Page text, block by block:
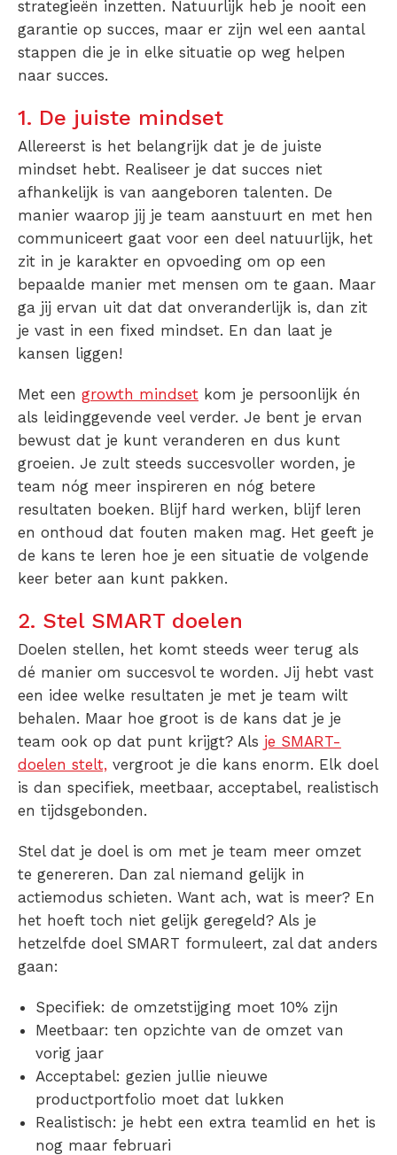
strategieën inzetten. Natuurlijk heb je nooit een
garantie op succes, maar er zijn wel een aantal
stappen die je in elke situatie op weg helpen
naar succes.
1. De juiste mindset
Allereerst is het belangrijk dat je de juiste
mindset hebt. Realiseer je dat succes niet
afhankelijk is van aangeboren talenten. De
manier waarop jij je team aanstuurt en met hen
communiceert gaat voor een deel natuurlijk, het
zit in je karakter en opvoeding om op een
bepaalde manier met mensen om te gaan. Maar
ga jij ervan uit dat dat onveranderlijk is, dan zit
je vast in een fixed mindset. En dan laat je
kansen liggen!
Met een growth mindset kom je persoonlijk én
als leidinggevende veel verder. Je bent je ervan
bewust dat je kunt veranderen en dus kunt
groeien. Je zult steeds succesvoller worden, je
team nóg meer inspireren en nóg betere
resultaten boeken. Blijf hard werken, blijf leren
en onthoud dat fouten maken mag. Het geeft je
de kans te leren hoe je een situatie de volgende
keer beter aan kunt pakken.
2. Stel SMART doelen
Doelen stellen, het komt steeds weer terug als
dé manier om succesvol te worden. Jij hebt vast
een idee welke resultaten je met je team wilt
behalen. Maar hoe groot is de kans dat je je
team ook op dat punt krijgt? Als je SMART-
doelen stelt, vergroot je die kans enorm. Elk doel
is dan specifiek, meetbaar, acceptabel, realistisch
en tijdsgebonden.
Stel dat je doel is om met je team meer omzet
te genereren. Dan zal niemand gelijk in
actiemodus schieten. Want ach, wat is meer? En
het hoeft toch niet gelijk geregeld? Als je
hetzelfde doel SMART formuleert, zal dat anders
gaan:
Specifiek: de omzetstijging moet 10% zijn
Meetbaar: ten opzichte van de omzet van
vorig jaar
Acceptabel: gezien jullie nieuwe
productportfolio moet dat lukken
Realistisch: je hebt een extra teamlid en het is
nog maar februari